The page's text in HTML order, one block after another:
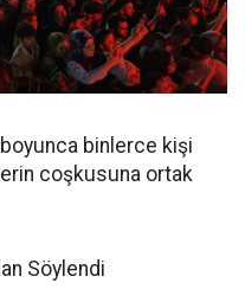
binlerce kişi
coşkusuna ortak
Söylendi